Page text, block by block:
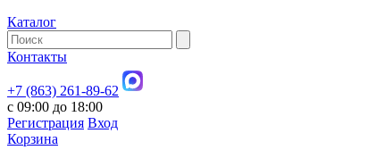
Каталог
Контакты
+7 (863) 261-89-62
с 09:00 до 18:00
Регистрация Вход
Корзина